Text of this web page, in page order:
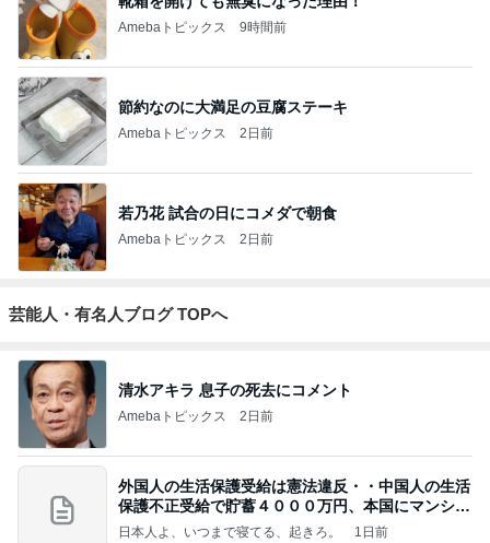
Amebaトピックス 9時間前
節約なのに大満足の豆腐ステーキ
Amebaトピックス 2日前
若乃花 試合の日にコメダで朝食
Amebaトピックス 2日前
芸能人・有名人ブログ TOPへ
清水アキラ 息子の死去にコメント
Amebaトピックス 2日前
外国人の生活保護受給は憲法違反・・中国人の生活
保護不正受給で貯蓄４０００万円、本国にマンショ
ンを
日本人よ、いつまで寝てる、起きろ。 1日前